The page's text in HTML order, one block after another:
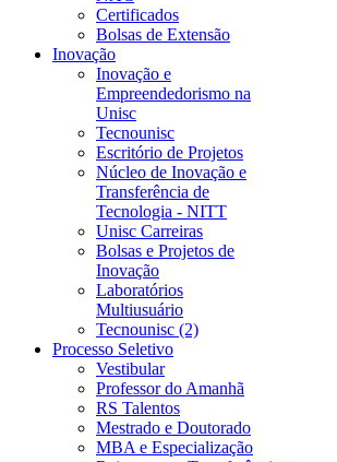
Certificados
Bolsas de Extensão
Inovação
Inovação e
Empreendedorismo na
Unisc
Tecnounisc
Escritório de Projetos
Núcleo de Inovação e
Transferência de
Tecnologia - NITT
Unisc Carreiras
Bolsas e Projetos de
Inovação
Laboratórios
Multiusuário
Tecnounisc (2)
Processo Seletivo
Vestibular
Professor do Amanhã
RS Talentos
Mestrado e Doutorado
MBA e Especialização